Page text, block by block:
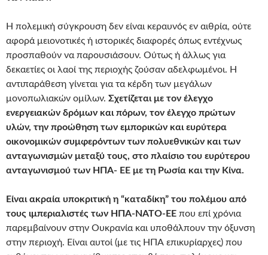
Η πολεμική σύγκρουση δεν είναι κεραυνός εν αιθρία, ούτε
αφορά μειονοτικές ή ιστορικές διαφορές όπως εντέχνως
προσπαθούν να παρουσιάσουν. Ούτως ή άλλως για
δεκαετίες οι λαοί της περιοχής ζούσαν αδελφωμένοι. Η
αντιπαράθεση γίνεται για τα κέρδη των μεγάλων
μονοπωλιακών ομίλων. Σχετίζεται με τον έλεγχο
ενεργειακών δρόμων και πόρων, τον έλεγχο πρώτων
υλών, την προώθηση των εμπορικών και ευρύτερα
οικονομικών συμφερόντων των πολυεθνικών και των
ανταγωνισμών μεταξύ τους, στο πλαίσιο του ευρύτερου
ανταγωνισμού των ΗΠΑ- ΕΕ με τη Ρωσία και την Κίνα.
Είναι ακραία υποκριτική η “καταδίκη” του πολέμου από
τους ιμπεριαλιστές των ΗΠΑ-ΝΑΤΟ-ΕΕ που επί χρόνια
παρεμβαίνουν στην Ουκρανία και υποθάλπουν την όξυνση
στην περιοχή. Είναι αυτοί (με τις ΗΠΑ επικυρίαρχες) που